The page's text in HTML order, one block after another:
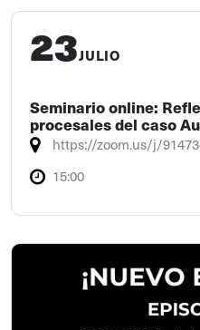
23JULIO
Seminario online:
procesales del caso
https://zoom.us/j/
15:00